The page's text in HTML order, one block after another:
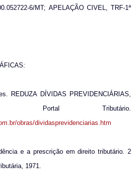
6/MT; APELAÇÃO CIVEL, TRF-1ª
REDUZA DÍVIDAS PREVIDENCIÁRIAS,
line,
Portal Tributário.
obras/dividasprevidenciarias.htm
e a prescrição em direito tributário. 2
1971.